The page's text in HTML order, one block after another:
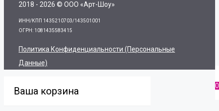
2018 - 2026 © ООО «Арт-Шоу»
ИНН/КПП 1435210703/143501001
ОГРН: 1081435583415
Политика Конфиденциальности (персональные
Данные)
0
Ваша корзина